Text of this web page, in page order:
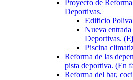
Proyecto de
Deportivas.
Edificio
Nueva
Deportivas.
Piscina
Reforma de las
pista deportiva. (En
Reforma del bar,